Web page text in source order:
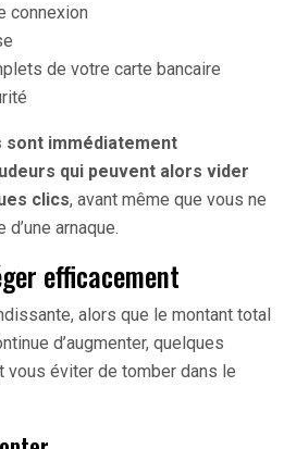
connexion
de votre carte bancaire
sont immédiatement
qui peuvent alors vider
clics, avant même que vous ne
arnaque.
efficacement
alors que le montant total
d’augmenter, quelques
éviter de tomber dans le